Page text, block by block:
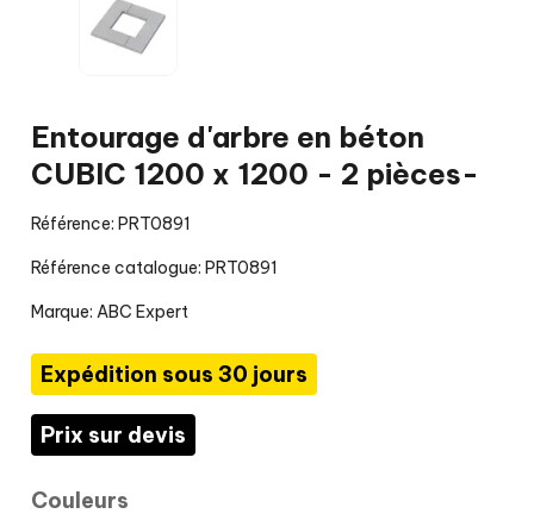
Entourage d'arbre en béton
CUBIC 1200 x 1200 - 2 pièces-
Référence: PRT0891
Référence catalogue: PRT0891
Marque: ABC Expert
Expédition sous 30 jours
Prix sur devis
Couleurs